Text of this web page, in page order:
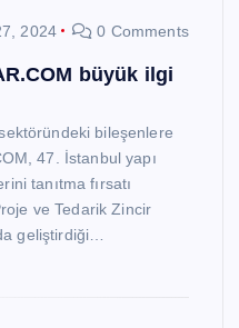
2024 0 Comments
büyük ilgi
bileşenlere
47. İstanbul yapı
tanıtma fırsatı
ve Tedarik Zincir
geliştirdiği…